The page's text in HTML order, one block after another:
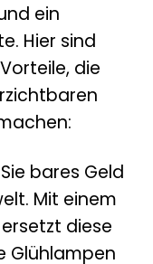
ein
Hier sind
die
bares Geld
Mit einem
diese
Glühlampen